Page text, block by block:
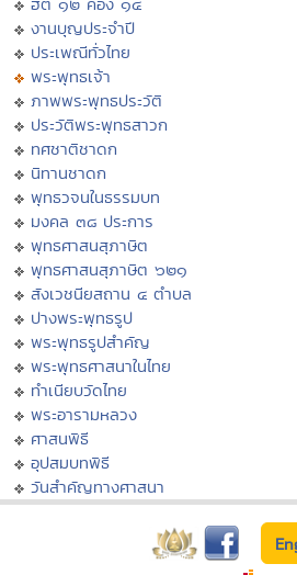
งานบุญประจำปี
ประเพณีทั่วไทย
พระพุทธเจ้า
ภาพพระพุทธประวัติ
ประวัติพระพุทธสาวก
ทศชาติชาดก
นิทานชาดก
พุทธวจนในธรรมบท
มงคล ๓๘ ประการ
พุทธศาสนสุภาษิต
พุทธศาสนสุภาษิต ๖๒๑
สังเวชนียสถาน ๔ ตำบล
ปางพระพุทธรูป
พระพุทธรูปสำคัญ
พระพุทธศาสนาในไทย
ทำเนียบวัดไทย
พระอารามหลวง
ศาสนพิธี
อุปสมบทพิธี
วันสำคัญทางศาสนา